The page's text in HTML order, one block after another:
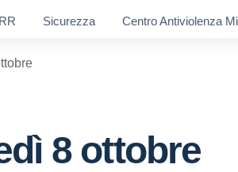
Sicurezza Centro Antiviolenza
8 ottobre